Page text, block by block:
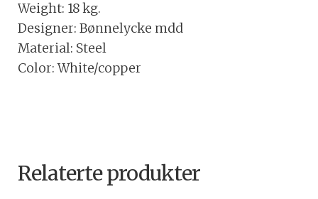
Weight: 18 kg.
Designer: Bønnelycke mdd
Material: Steel
Color: White/copper
Relaterte produkter